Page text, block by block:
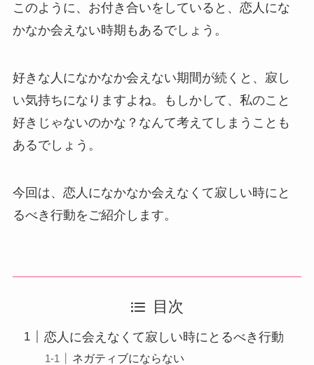
このように、お付き合いをしていると、恋人にな
かなか会えない時期もあるでしょう。
好きな人になかなか会えない期間が続くと、寂し
い気持ちになりますよね。もしかして、私のこと
好きじゃないのかな？なんて考えてしまうことも
あるでしょう。
今回は、恋人になかなか会えなくて寂しい時にと
るべき行動をご紹介します。
目次
恋人に会えなくて寂しい時にとるべき行動
ネガティブにならない